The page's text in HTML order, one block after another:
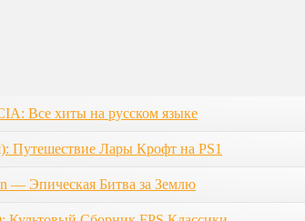
Все хиты на русском языке
Путешествие Лары Крофт на PS1
— Эпическая Битва за Землю